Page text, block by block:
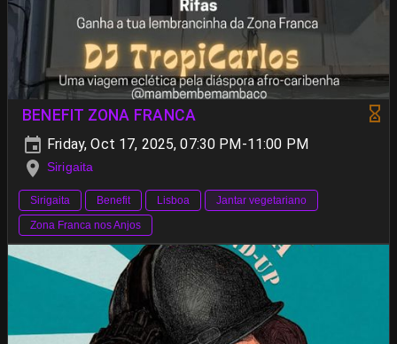
BENEFIT ZONA FRANCA
Friday, Oct 17, 2025, 07:30 PM-11:00 PM
Sirigaita
Sirigaita Benefit Lisboa
Jantar vegetariano
Zona Franca nos Anjos